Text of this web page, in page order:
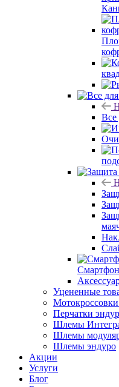
Все
Уцененные
Перчатки
Шлемы
Шлемы
Шлемы эндуро
Акции
Услуги
Блог